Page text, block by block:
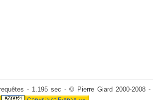
- 1.195 sec - © Pierre Giard 2000-2008 -